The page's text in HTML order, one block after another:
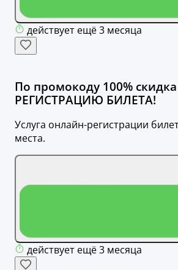
действует ещё 3 месяца
По промокоду 100%
РЕГИСТРАЦИЮ БИЛЕТА!
Услуга онлайн-регистрации
места.
действует ещё 3 месяца